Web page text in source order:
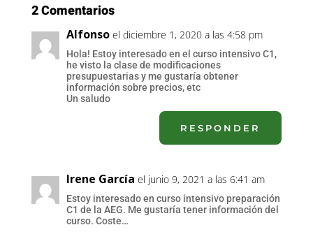
2 Comentarios
Alfonso el diciembre 1, 2020 a las 4:58 pm
Hola! Estoy interesado en el curso intensivo C1,
he visto la clase de modificaciones
presupuestarias y me gustaría obtener
información sobre precios, etc
Un saludo
RESPONDER
Irene García el junio 9, 2021 a las 6:41 am
Estoy interesado en curso intensivo preparación
C1 de la AEG. Me gustaría tener información del
curso. Coste…